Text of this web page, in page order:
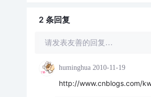
2 条回复
请发表友善的回复…
huminghua 2010-11-19
http://www.cnblogs.com/